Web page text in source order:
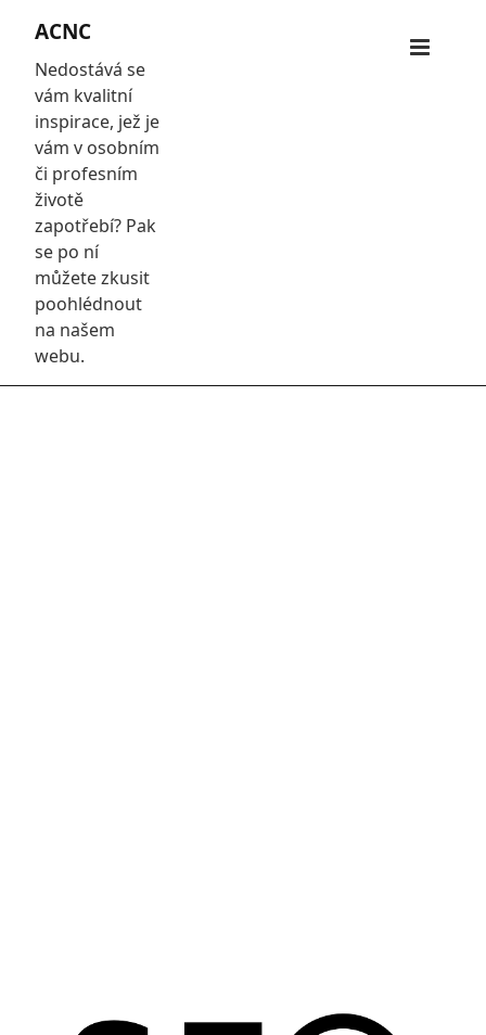
content
ACNC
Nedostává se
vám kvalitní
inspirace, jež je
vám v osobním
či profesním
životě
zapotřebí? Pak
se po ní
můžete zkusit
poohlédnout
na našem
webu.